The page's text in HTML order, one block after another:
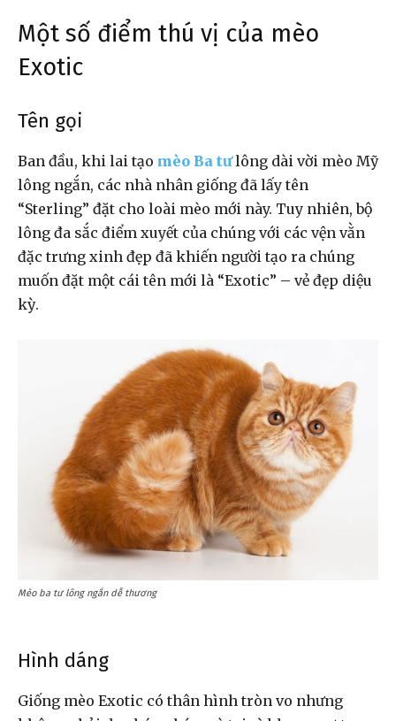
Một số điểm thú vị của mèo
Exotic
Tên gọi
Ban đầu, khi lai tạo mèo Ba tưlông dài vời mèo Mỹ
lông ngắn, các nhà nhân giống đã lấy tên
“Sterling” đặt cho loài mèo mới này. Tuy nhiên, bộ
lông đa sắc điểm xuyết của chúng với các vện vằn
đặc trưng xinh đẹp đã khiến người tạo ra chúng
muốn đặt một cái tên mới là “Exotic” – vẻ đẹp diệu
kỳ.
Mèo ba tư lông ngắn dễ thương
Hình dáng
Giống mèo Exotic có thân hình tròn vo nhưng